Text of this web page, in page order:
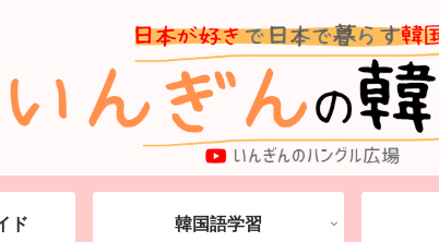
ド 韓国語学習